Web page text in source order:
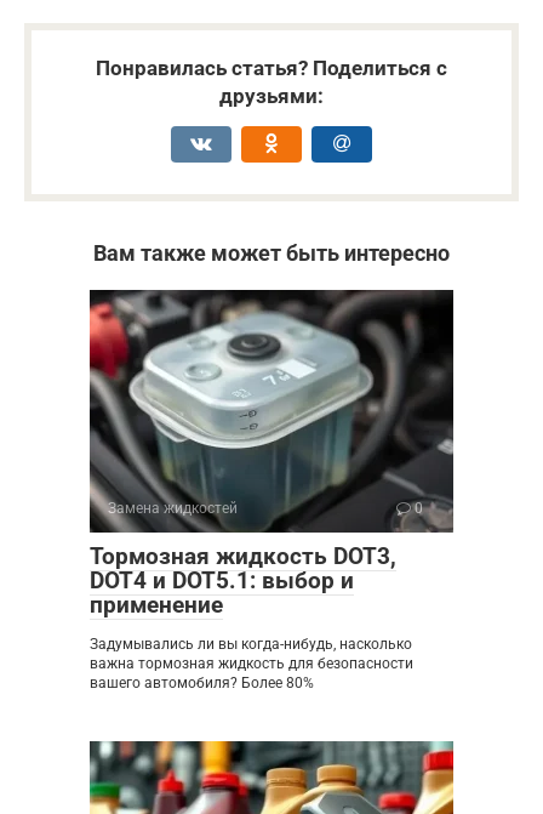
Понравилась статья? Поделиться с
друзьями:
Вам также может быть интересно
Замена жидкостей 0
Тормозная жидкость DOT3,
DOT4 и DOT5.1: выбор и
применение
Задумывались ли вы когда-нибудь, насколько
важна тормозная жидкость для безопасности
вашего автомобиля? Более 80%